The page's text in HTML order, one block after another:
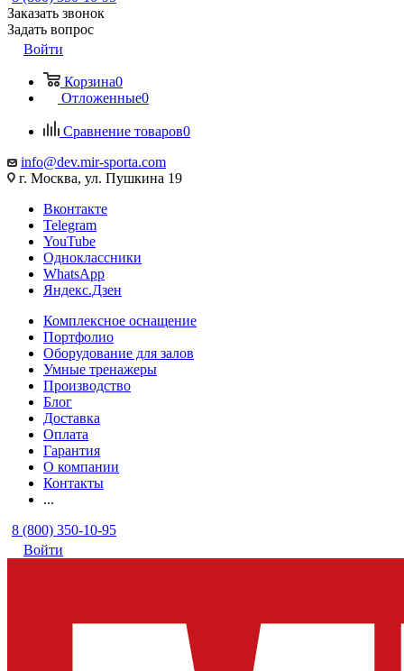
Заказать звонок
Задать вопрос
Войти
Корзина0
Отложенные0
Сравнение товаров0
info@dev.mir-sporta.com
г. Москва, ул. Пушкина 19
Вконтакте
Telegram
YouTube
Одноклассники
WhatsApp
Яндекс.Дзен
Комплексное оснащение
Портфолио
Оборудование для залов
Умные тренажеры
Производство
Блог
Доставка
Оплата
Гарантия
О компании
Контакты
...
8 (800) 350-10-95
Войти